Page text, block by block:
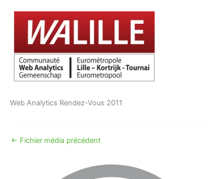
Web Analytics Rendez-Vous 2011
← Fichier média précédent